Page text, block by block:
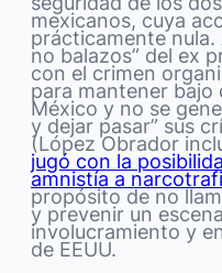
mexicanos, cuya
prácticamente nula.
no balazos” del ex
con el crimen
para mantener bajo
México y no se
y dejar pasar” sus
(López Obrador
jugó con la
amnistía a
propósito de no
y prevenir un
involucramiento y
de EEUU.